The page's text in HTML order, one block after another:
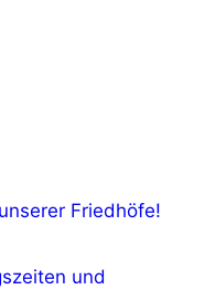
Friedhöfe!
und